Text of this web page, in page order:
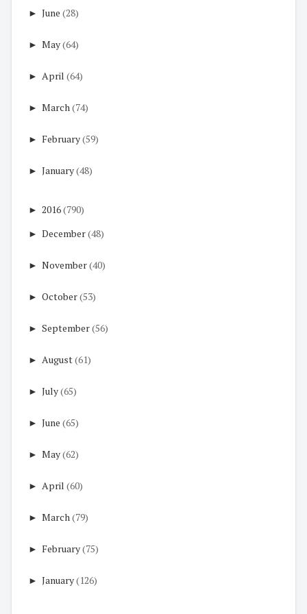
► June (28)
► May(64)
► April (64)
► March(74)
► February(59)
► January(48)
► 2016(790)
► December(48)
► November(40)
► October(53)
► September(56)
► August(61)
► July(65)
► June (65)
► May(62)
► April (60)
► March(79)
► February(75)
► January(126)